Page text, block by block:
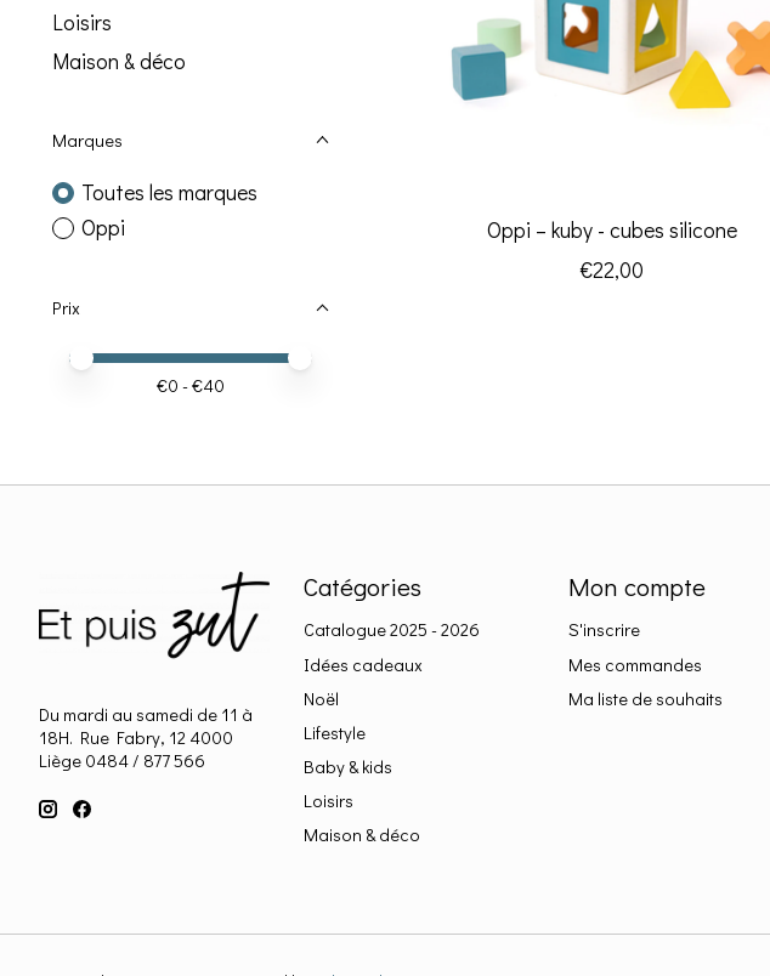
Loisirs
Maison & déco
Marques
Toutes les marques
Oppi
Prix
Prix minimum
Price maximum value
€0 - €40
Oppi – kuby - cubes silicone
€22,00
Du mardi au samedi de 11 à
18H. Rue Fabry, 12 4000
Liège 0484 / 877 566
Catégories
Catalogue 2025 - 2026
Idées cadeaux
Noël
Lifestyle
Baby & kids
Loisirs
Maison & déco
Mon compte
S'inscrire
Mes commandes
Ma liste de souhaits